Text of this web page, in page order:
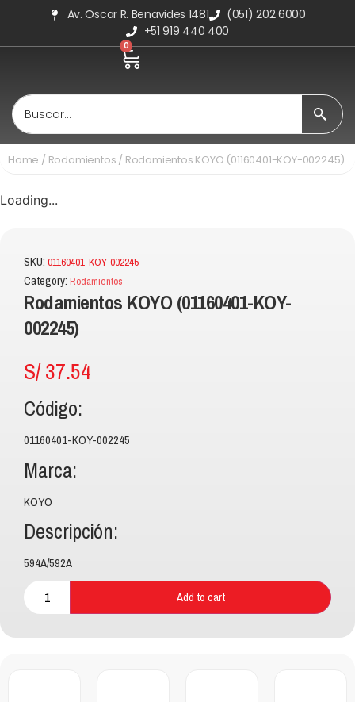
Av. Oscar R. Benavides 1481
(051) 202 6000
+51 919 440 400
0
Home / Rodamientos / Rodamientos KOYO (01160401-KOY-002245)
Loading...
SKU: 01160401-KOY-002245
Category: Rodamientos
Rodamientos KOYO (01160401-KOY-
002245)
S/37.54
Código:
01160401-KOY-002245
Marca:
KOYO
Descripción:
594A/592A
Add to cart